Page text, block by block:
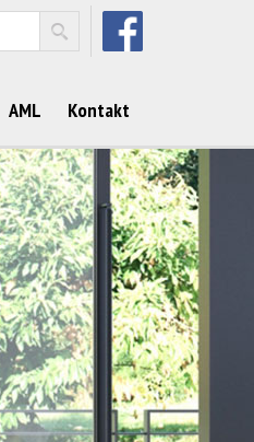
FACEBOOK
AML Kontakt